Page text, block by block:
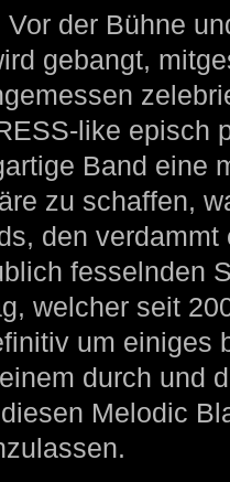
Vor der Bühne
gebangt,
like episch
Band eine
zu schaffen,
den
fesselnden
welcher seit
um einiges
durch und
Melodic